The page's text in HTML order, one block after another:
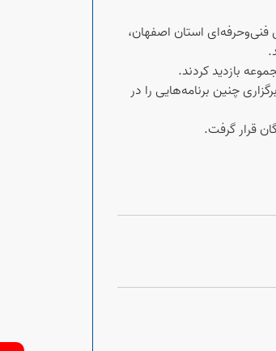
استان اصفهان،
بازدید کردند.
چنین برنامه‌هایی را در
قرار گرفت.